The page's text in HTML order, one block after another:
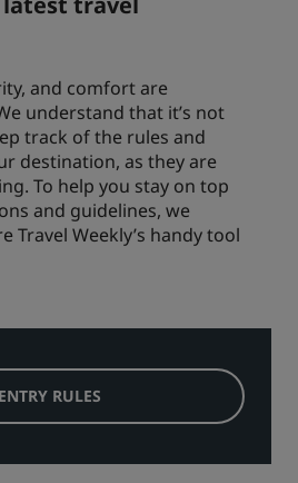
and comfort are
understand that it’s not
track of the rules and
destination, as they are
To help you stay on top
and guidelines, we
Travel Weekly’s handy tool
ENTRY RULES